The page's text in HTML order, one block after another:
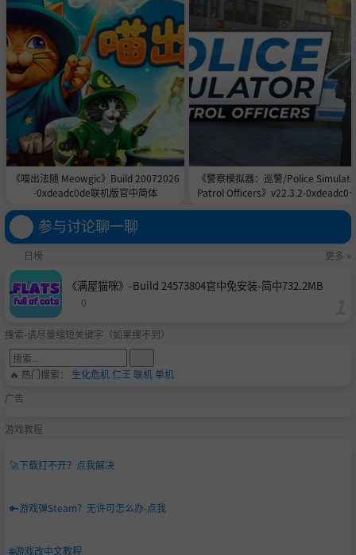
《喵出法随 Meowgic》Build 20072026
-0xdeadc0de联机版官中简体
《警察模拟器：巡警/Police
Patrol Officers》v22.3.2-
参与讨论聊一聊
日榜 更多 »
《满屋猫咪》-Build 24573804官中免安装-简中732.2MB
0
搜索-请尽量缩短关键字（如果搜不到）
🔥 热门搜索： 生化危机仁王 联机单机
广告
游戏教程
🚀下载打不开？点我解决
🔑游戏弹Steam？无许可怎么办-点我
🌐游戏改中文教程